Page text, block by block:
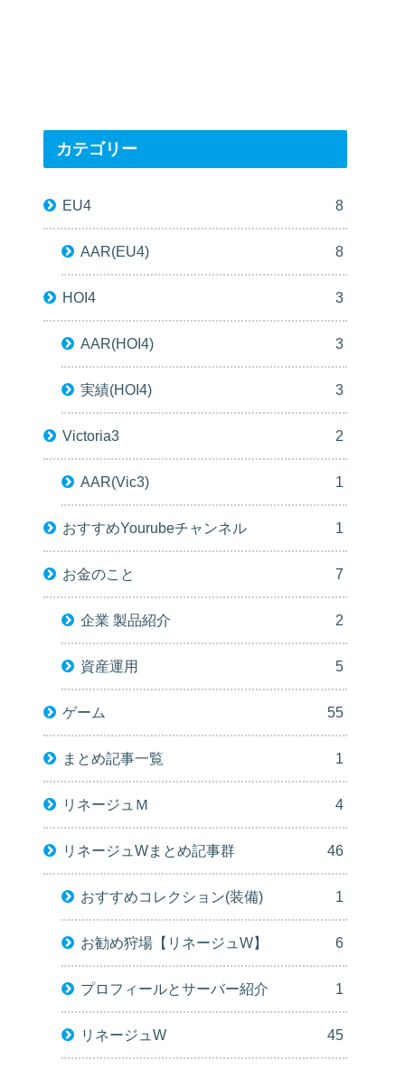
カテゴリー
EU4 8
AAR(EU4) 8
HOI4 3
AAR(HOI4) 3
実績(HOI4) 3
Victoria3 2
AAR(Vic3) 1
おすすめYourubeチャンネル 1
お金のこと 7
企業 製品紹介 2
資産運用 5
ゲーム 55
まとめ記事一覧 1
リネージュＭ 4
リネージュWまとめ記事群 46
おすすめコレクション(装備) 1
お勧め狩場【リネージュW】 6
プロフィールとサーバー紹介 1
リネージュW 45